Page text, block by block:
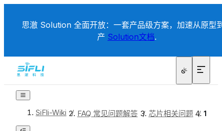
思澈 Solution 全面开放：一套产品级方案，加速从原型
产 Solution文档.
SiFli-Wiki / FAQ 常见问题解答 / 芯片相关问题 / 13